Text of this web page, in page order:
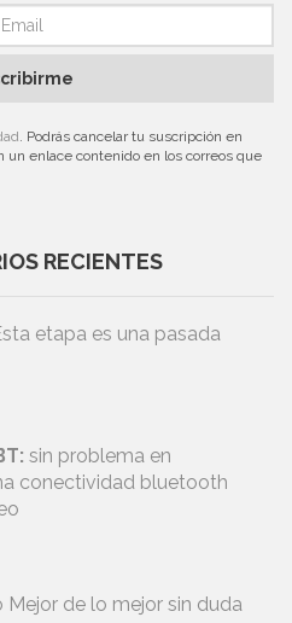
. Podrás cancelar tu suscripción en
enlace contenido en los correos que
RECIENTES
etapa es una pasada
sin problema en
conectividad bluetooth
Mejor de lo mejor sin duda